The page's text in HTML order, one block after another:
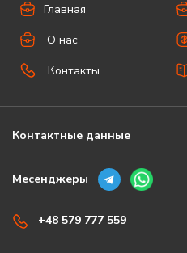
Главная
О нас
Контакты
Контактные данные
Месенджеры
+48 579 777 559